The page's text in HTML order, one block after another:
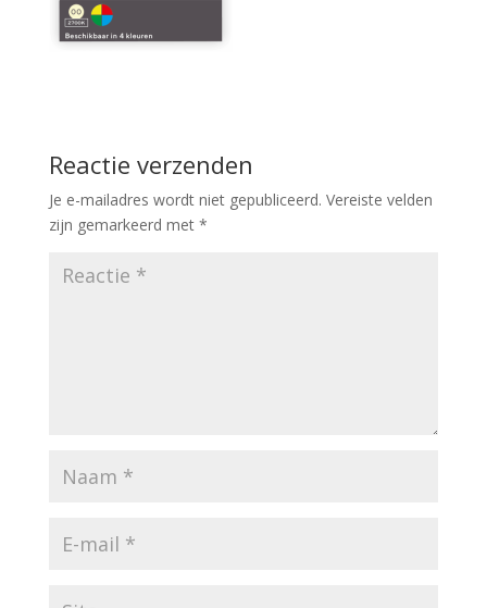
Reactie verzenden
Je e-mailadres wordt niet gepubliceerd. Vereiste velden
zijn gemarkeerd met *